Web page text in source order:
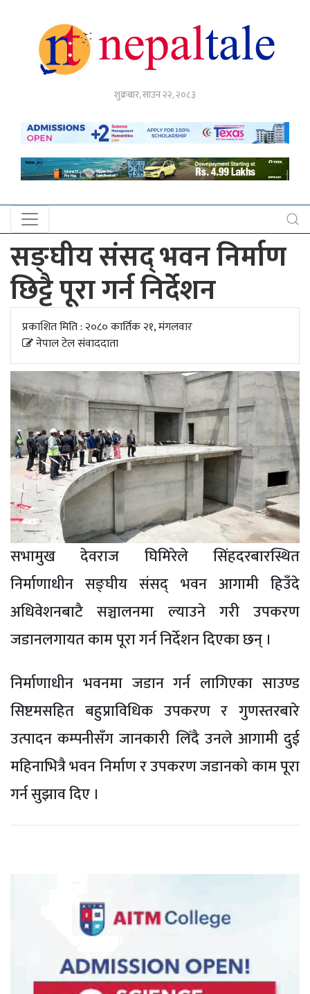
शुक्रबार, साउन २२, २०८३
अर्थ
नेपाल
प्रदेश
खबर
अन्तर्राष्ट्रिय
युके
अपडेट
खेलकुद
स्वास्थ्य/
जिबनशैली
सङ्घीय संसद् भवन निर्माण
छिट्टै पूरा गर्न निर्देशन
प्रकाशित मिति : २०८० कार्तिक २१, मंगलवार
नेपाल टेल संवाददाता
सभामुख देवराज घिमिरेले सिंहदरबारस्थित
निर्माणाधीन सङ्घीय संसद् भवन आगामी हिउँदे
अधिवेशनबाटै सञ्चालनमा ल्याउने गरी उपकरण
जडानलगायत काम पूरा गर्न निर्देशन दिएका छन् ।
निर्माणाधीन भवनमा जडान गर्न लागिएका साउण्ड
सिष्टमसहित बहुप्राविधिक उपकरण र गुणस्तरबारे
उत्पादन कम्पनीसँग जानकारी लिँदै उनले आगामी दुई
महिनाभित्रै भवन निर्माण र उपकरण जडानको काम पूरा
गर्न सुझाव दिए ।